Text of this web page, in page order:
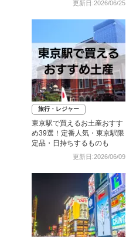
更新日:2026/06/25
旅行・レジャー
東京駅で買えるお土産おすす
め39選！定番人気・東京駅限
定品・日持ちするものも
更新日:2026/06/09